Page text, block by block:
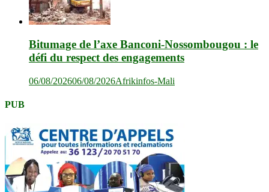
Bitumage de l’axe Banconi-Nossombougou : le
défi du respect des engagements
06/08/202606/08/2026Afrikinfos-Mali
PUB